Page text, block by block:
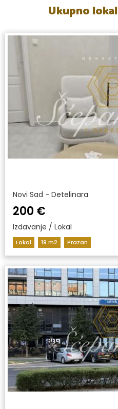
Ukupno lokal
Novi Sad - Detelinara
200 €
Izdavanje / Lokal
Lokal 19 m2 Prazan